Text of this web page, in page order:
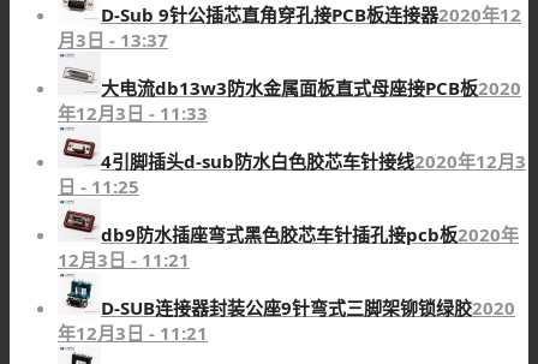
D-Sub 9针公插芯直角穿孔接PCB板连接器2020年12
月3日 - 13:37
大电流db13w3防水金属面板直式母座接PCB板2020
年12月3日 - 11:33
4引脚插头d-sub防水白色胶芯车针接线2020年12月3
日 - 11:25
db9防水插座弯式黑色胶芯车针插孔接pcb板2020年
12月3日 - 11:21
D-SUB连接器封装公座9针弯式三脚架铆锁绿胶2020
年12月3日 - 11:21